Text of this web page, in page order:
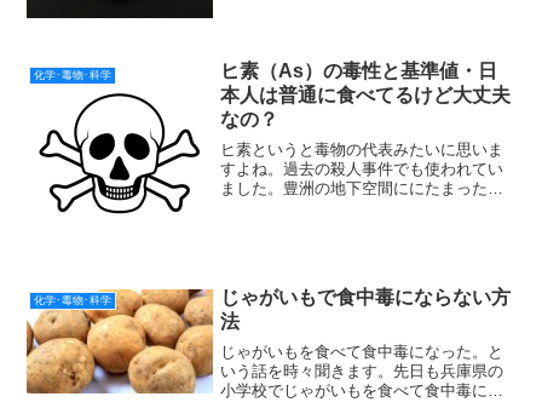
何日もかけて作りますが。...
化学･毒物･科学
ヒ素（As）の毒性と基準値・日
本人は普通に食べてるけど大丈夫
なの？
ヒ素というと毒物の代表みたいに思いま
すよね。過去の殺人事件でも使われてい
ました。豊洲の地下空間ににたまった水
化学･毒物･科学
じゃがいもで食中毒にならない方
法
じゃがいもを食べて食中毒になった。と
いう話を時々聞きます。先日も兵庫県の
小学校でじゃがいもを食べて食中毒にな